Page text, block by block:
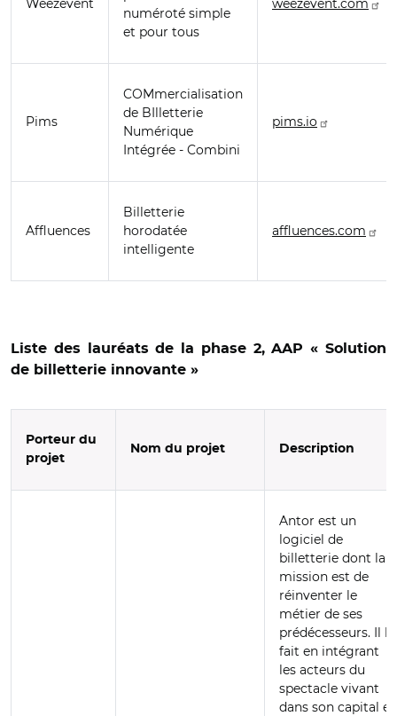
Weezevent
numéroté simple
et pour tous
weezevent.com
Pims
COMmercialisation
de BIlletterie
Numérique
Intégrée - Combini
pims.io
Affluences
Billetterie
horodatée
intelligente
affluences.com
Liste des lauréats de la phase 2, AAP « Solution
de billetterie innovante »
Porteur du
projet
Nom du projet Description
Antor est un
logiciel de
billetterie dont la
mission est de
réinventer le
métier de ses
prédécesseurs. Il le
fait en intégrant
les acteurs du
spectacle vivant
dans son capital et